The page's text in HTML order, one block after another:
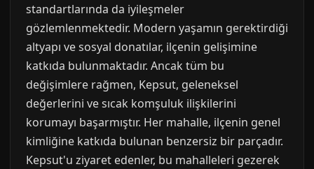
standartlarında da iyileşmeler
gözlemlenmektedir. Modern yaşamın gerektirdiği
altyapı ve sosyal donatılar, ilçenin gelişimine
katkıda bulunmaktadır. Ancak tüm bu
değişimlere rağmen, Kepsut, geleneksel
değerlerini ve sıcak komşuluk ilişkilerini
korumayı başarmıştır. Her mahalle, ilçenin genel
kimliğine katkıda bulunan benzersiz bir parçadır.
Kepsut'u ziyaret edenler, bu mahalleleri gezerek